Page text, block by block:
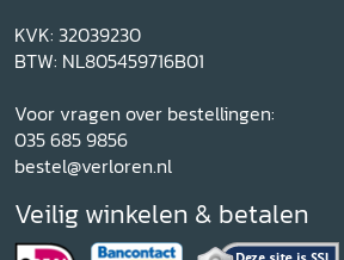
KVK: 32039230
BTW: NL805459716B01
Voor vragen over bestellingen:
035 685 9856
bestel@verloren.nl
Veilig winkelen & betalen